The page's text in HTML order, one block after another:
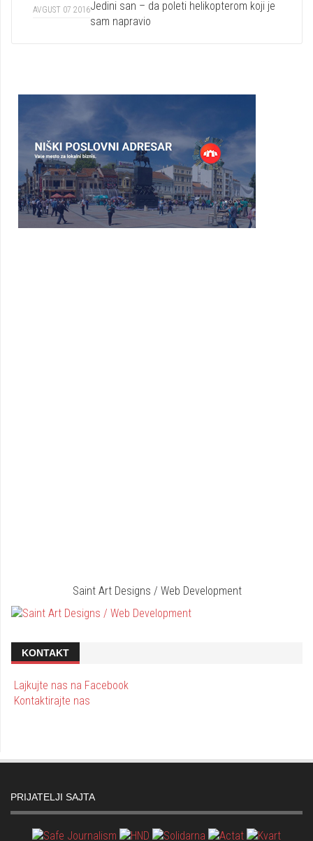
AVGUST 07 2016Jedini san – da poleti helikopterom koji je
sam napravio
Saint Art Designs / Web Development
KONTAKT
Lajkujte nas na Facebook
Kontaktirajte nas
PRIJATELJI SAJTA